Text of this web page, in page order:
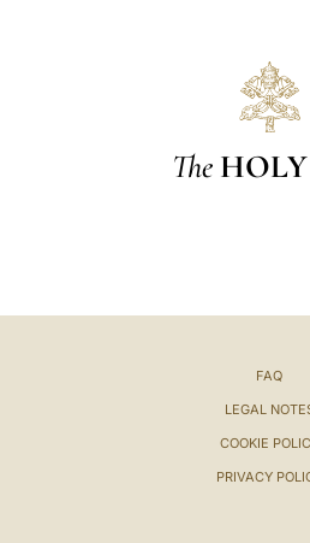
The HOLY
FAQ
LEGAL
COOKIE
PRIVACY